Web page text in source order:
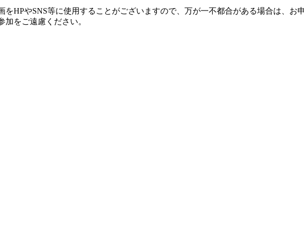
HPやSNS等に使用することがございますので、万が一不都合がある場合は、お
加をご遠慮ください。